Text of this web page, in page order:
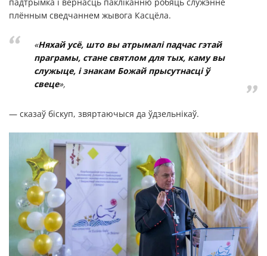
падтрымка і вернасць пакліканню робяць служэнне
плённым сведчаннем жывога Касцёла.
«Няхай усё, што вы атрымалі падчас гэтай
праграмы, стане святлом для тых, каму вы
служыце, і знакам Божай прысутнасці ў
свеце»,
— сказаў біскуп, звяртаючыся да ўдзельнікаў.